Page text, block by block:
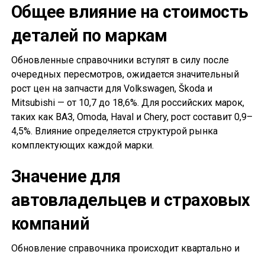
Общее влияние на стоимость
деталей по маркам
Обновленные справочники вступят в силу после
очередных пересмотров, ожидается значительный
рост цен на запчасти для Volkswagen, Škoda и
Mitsubishi — от 10,7 до 18,6%. Для российских марок,
таких как ВАЗ, Omoda, Haval и Chery, рост составит 0,9–
4,5%. Влияние определяется структурой рынка
комплектующих каждой марки.
Значение для
автовладельцев и страховых
компаний
Обновление справочника происходит квартально и